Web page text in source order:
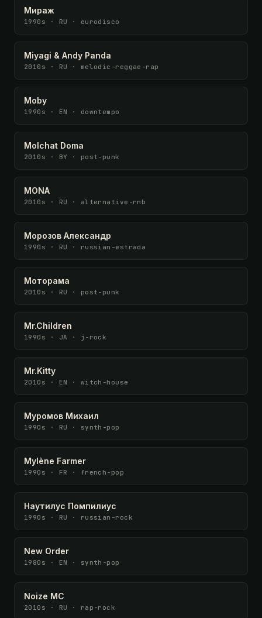
Мираж
1990s · RU · eurodisco
Miyagi & Andy Panda
2010s · RU · melodic-reggae-rap
Moby
1990s · EN · downtempo
Molchat Doma
2010s · BY · post-punk
MONA
2010s · RU · alternative-rnb
Морозов Александр
1990s · RU · russian-estrada
Моторама
2010s · RU · post-punk
Mr.Children
1990s · JA · j-rock
Mr.Kitty
2010s · EN · witch-house
Муромов Михаил
1990s · RU · synth-pop
Mylène Farmer
1990s · FR · french-pop
Наутилус Помпилиус
1990s · RU · russian-rock
New Order
1980s · EN · synth-pop
Noize MC
2010s · RU · rap-rock